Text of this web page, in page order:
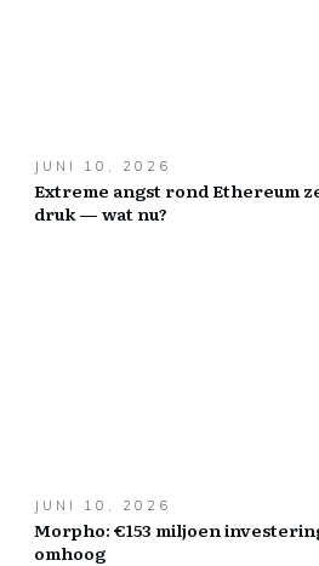
JUNI 10, 2026
Extreme angst rond Ethereum
druk — wat nu?
JUNI 10, 2026
Morpho: €153 miljoen
omhoog